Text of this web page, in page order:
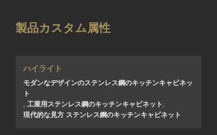
製品カスタム属性
ハイライト
モダンなデザインのステンレス鋼のキッチンキャビネッ
ト
, 工業用ステンレス鋼のキッチンキャビネット ,
現代的な見方 ステンレス鋼のキッチンキャビネット